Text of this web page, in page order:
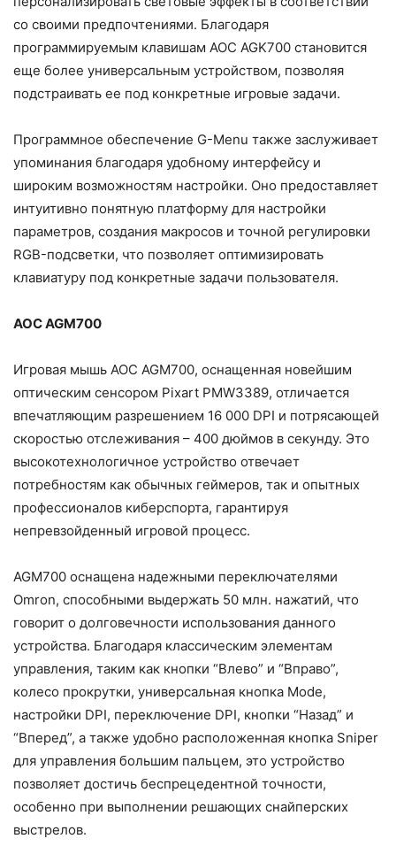
со своими предпочтениями. Благодаря
программируемым клавишам AOC AGK700 становится
еще более универсальным устройством, позволяя
подстраивать ее под конкретные игровые задачи.
Программное обеспечение G-Menu также заслуживает
упоминания благодаря удобному интерфейсу и
широким возможностям настройки. Оно предоставляет
интуитивно понятную платформу для настройки
параметров, создания макросов и точной регулировки
RGB-подсветки, что позволяет оптимизировать
клавиатуру под конкретные задачи пользователя.
AOC AGM700
Игровая мышь AOC AGM700, оснащенная новейшим
оптическим сенсором Pixart PMW3389, отличается
впечатляющим разрешением 16 000 DPI и потрясающей
скоростью отслеживания – 400 дюймов в секунду. Это
высокотехнологичное устройство отвечает
потребностям как обычных геймеров, так и опытных
профессионалов киберспорта, гарантируя
непревзойденный игровой процесс.
AGM700 оснащена надежными переключателями
Omron, способными выдержать 50 млн. нажатий, что
говорит о долговечности использования данного
устройства. Благодаря классическим элементам
управления, таким как кнопки “Влево” и “Вправо”,
колесо прокрутки, универсальная кнопка Mode,
настройки DPI, переключение DPI, кнопки “Назад” и
“Вперед”, а также удобно расположенная кнопка Sniper
для управления большим пальцем, это устройство
позволяет достичь беспрецедентной точности,
особенно при выполнении решающих снайперских
выстрелов.